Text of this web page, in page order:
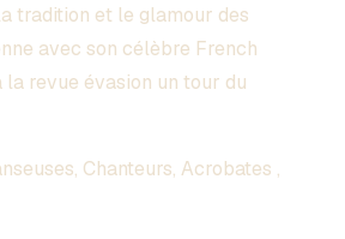
tradition et le glamour des
avec son célèbre French
la revue évasion un tour du
Chanteurs, Acrobates ,